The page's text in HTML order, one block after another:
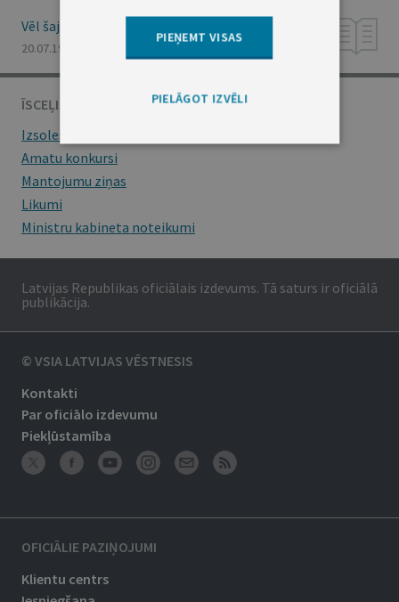
Vēl šajā numurā
20.07.1995., Nr. 107
ĪSCEĻI
Izsoles
Amatu konkursi
Mantojumu ziņas
Likumi
Ministru kabineta noteikumi
Latvijas Republikas oficiālais izdevums. Tā saturs ir oficiālā
publikācija.
© VSIA LATVIJAS VĒSTNESIS
Kontakti
Par oficiālo izdevumu
Piekļūstamība
OFICIĀLIE PAZIŅOJUMI
Klientu centrs
PIEŅEMT VISAS
PIELĀGOT IZVĒLI